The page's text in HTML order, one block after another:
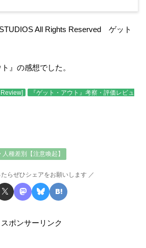
All Rights Reserved ゲット
』の感想でした。
『ゲット・アウト』考察・評価レビュ
人種差別【注意喚起】
らぜひシェアをお願いします
スポンサーリンク